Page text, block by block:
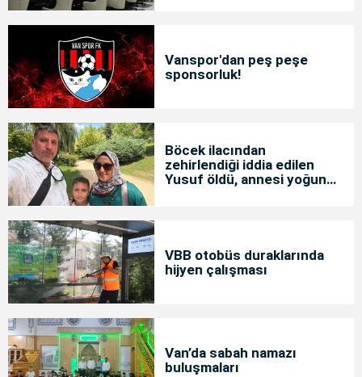
Vanspor'dan peş peşe
sponsorluk!
Böcek ilacından
zehirlendiği iddia edilen
Yusuf öldü, annesi yoğun
VBB otobüs duraklarında
hijyen çalışması
Van’da sabah namazı
buluşmaları